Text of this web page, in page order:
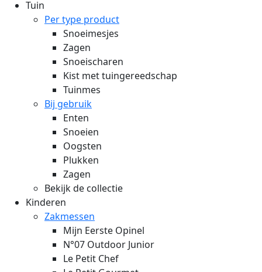
Tuin
Per type product
Snoeimesjes
Zagen
Snoeischaren
Kist met tuingereedschap
Tuinmes
Bij gebruik
Enten
Snoeien
Oogsten
Plukken
Zagen
Bekijk de collectie
Kinderen
Zakmessen
Mijn Eerste Opinel
N°07 Outdoor Junior
Le Petit Chef